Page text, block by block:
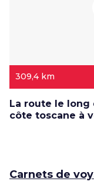
309,4 km
La route le long
côte toscane à
Carnets de